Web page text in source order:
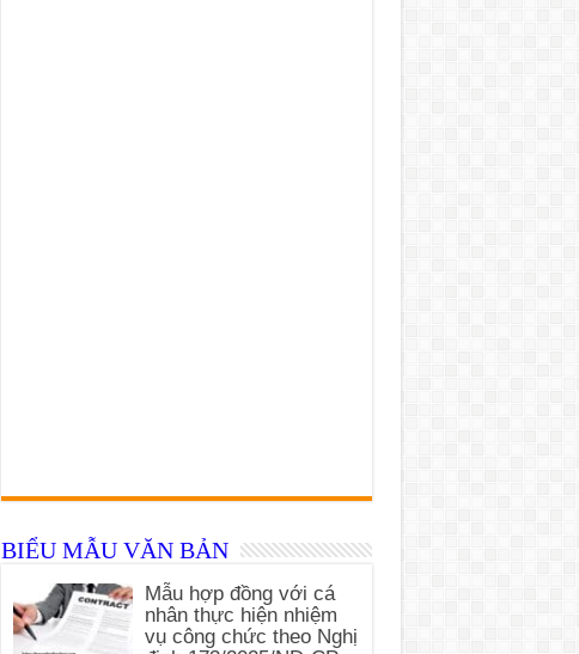
BIỂU MẪU VĂN BẢN
Mẫu hợp đồng với cá
nhân thực hiện nhiệm
vụ công chức theo Nghị